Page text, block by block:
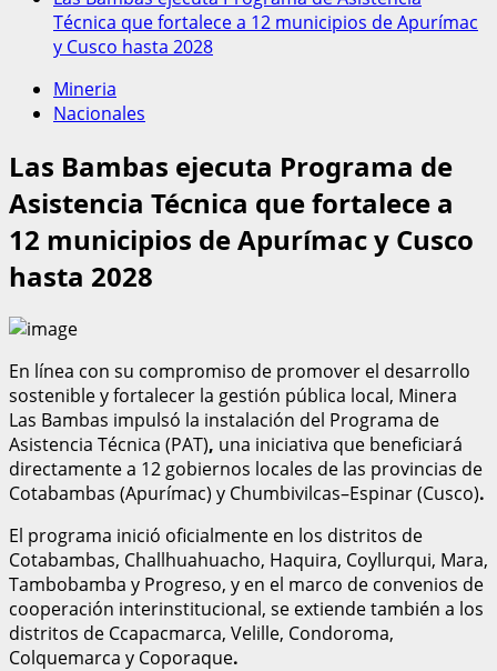
Técnica que fortalece a 12 municipios de Apurímac
y Cusco hasta 2028
Mineria
Nacionales
Las Bambas ejecuta Programa de
Asistencia Técnica que fortalece a
12 municipios de Apurímac y Cusco
hasta 2028
En línea con su compromiso de promover el desarrollo
sostenible y fortalecer la gestión pública local, Minera
Las Bambas impulsó la instalación del Programa de
Asistencia Técnica (PAT), una iniciativa que beneficiará
directamente a 12 gobiernos locales de las provincias de
Cotabambas (Apurímac) y Chumbivilcas–Espinar (Cusco).
El programa inició oficialmente en los distritos de
Cotabambas, Challhuahuacho, Haquira, Coyllurqui, Mara,
Tambobamba y Progreso, y en el marco de convenios de
cooperación interinstitucional, se extiende también a los
distritos de Ccapacmarca, Velille, Condoroma,
Colquemarca y Coporaque.